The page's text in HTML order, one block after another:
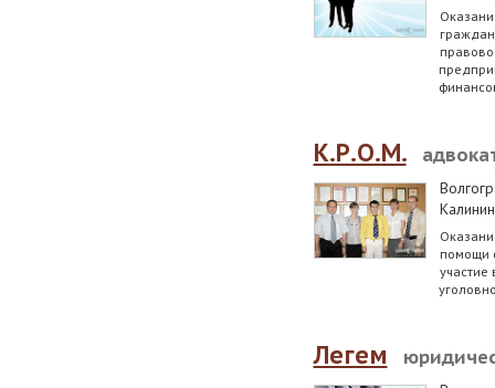
К.Р.О.М.
помощи
участие
Легем